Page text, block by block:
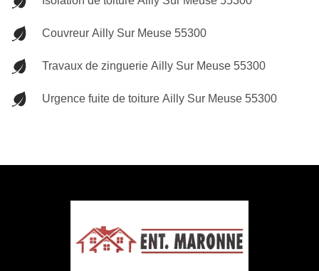
Couvreur Ailly Sur Meuse 55300
Travaux de zinguerie Ailly Sur Meuse 55300
Urgence fuite de toiture Ailly Sur Meuse 55300